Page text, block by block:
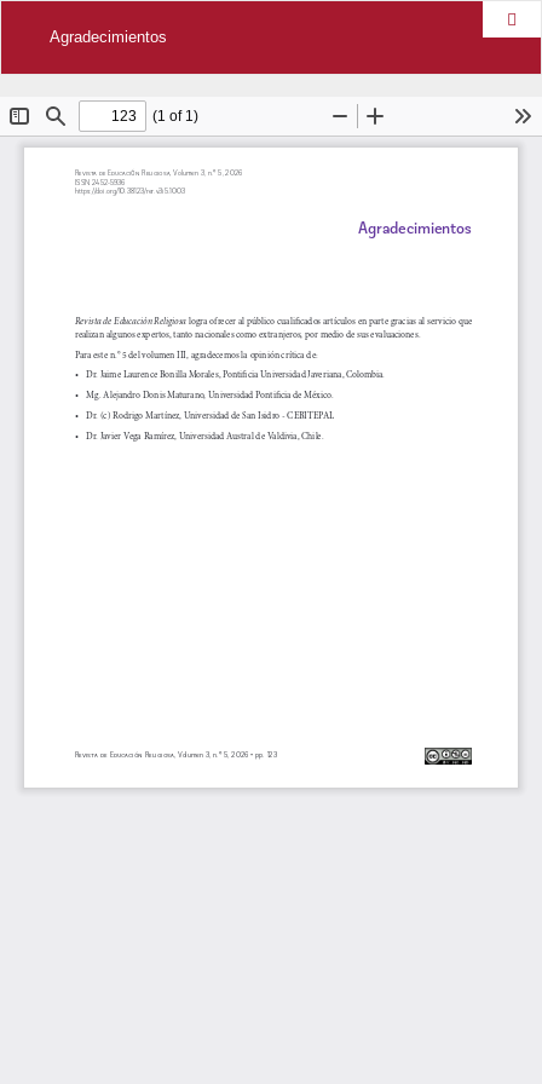
Agradecimientos